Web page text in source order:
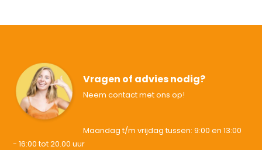
Vragen of advies nodig?
Neem contact met ons op!
Maandag t/m vrijdag tussen: 9:00 en 13:00
- 16:00 tot 20.00 uur